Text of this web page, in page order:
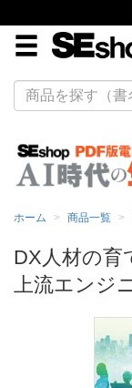
ホーム 商品一覧
DX人材の育
上流エンジ